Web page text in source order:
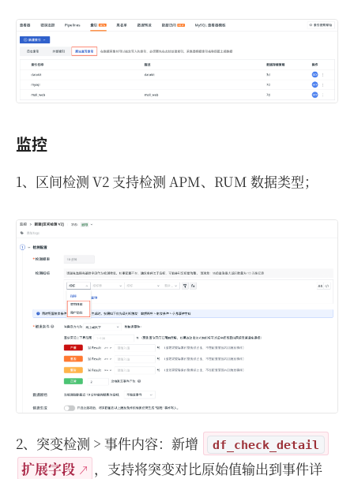
监控
1、区间检测 V2 支持检测 APM、RUM 数据类型；
2、突变检测 > 事件内容：新增 df_check_detail
扩展字段
，支持将突变对比原始值输出到事件详